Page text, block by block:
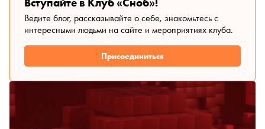
Ведите блог, рассказывайте о себе, знакомьтесь с
интересными людьми на сайте и мероприятиях клуба.
Присоединиться